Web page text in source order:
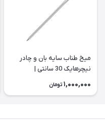
میخ طناب سایه بان و چادر
نیچرهایک 30 سانتی |
NH19PJ014
1,000,000 تومان